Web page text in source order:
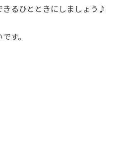
るひとときにしましょう♪
す。